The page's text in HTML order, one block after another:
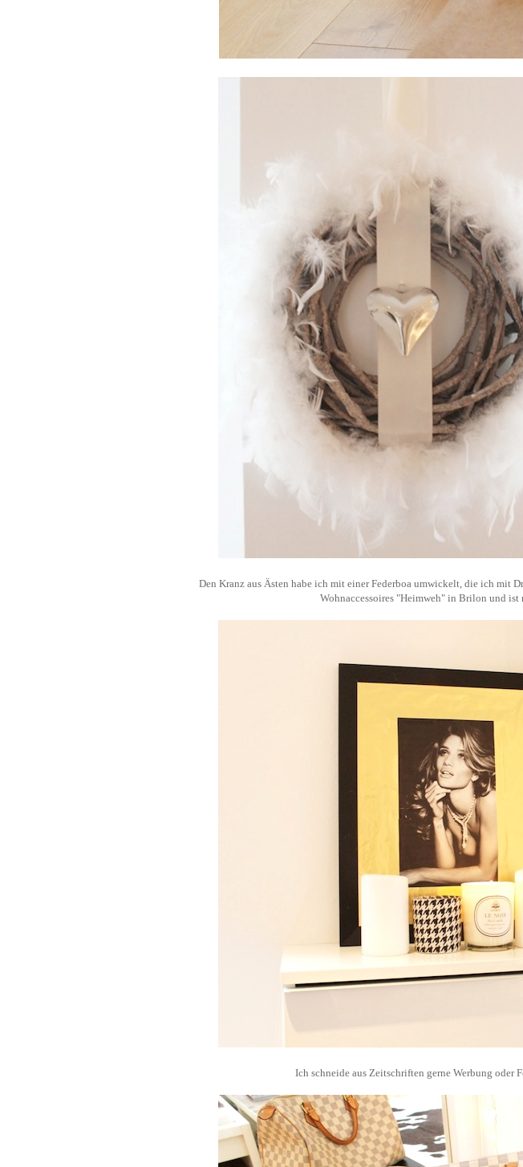
Den Kranz aus Ästen habe ich mit einer Federboa umwickelt, die ich mit
Wohnaccessoires "Heimweh" in Brilon und
Ich schneide aus Zeitschriften gerne Werbung oder